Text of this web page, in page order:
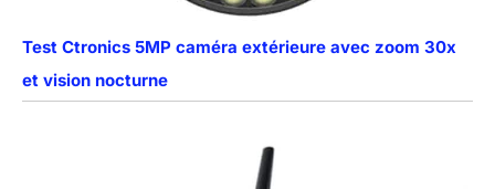
Test Ctronics 5MP caméra extérieure avec zoom 30x
et vision nocturne